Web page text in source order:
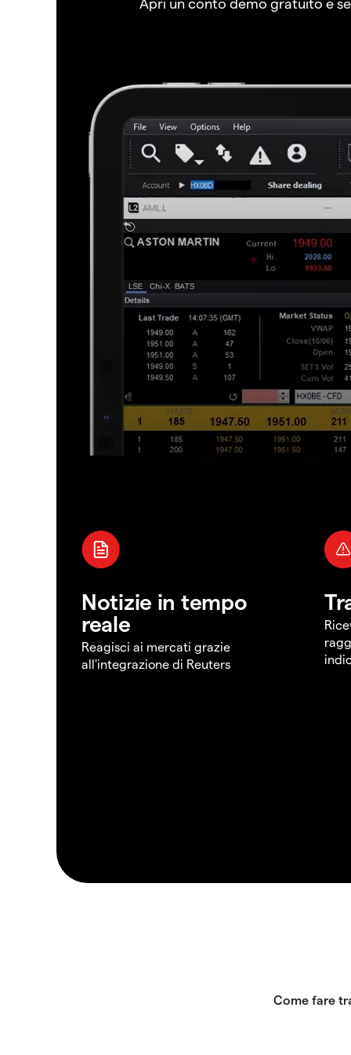
Notizie in tempo
reale
Reagisci ai mercati grazie
all'integrazione di Reuters